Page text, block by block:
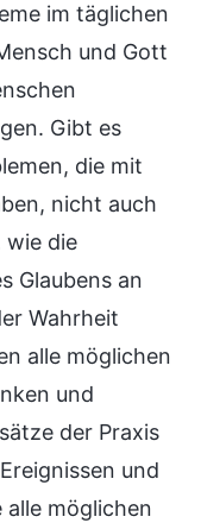
im täglichen
und Gott
Gibt es
die mit
nicht auch
wie die
Glaubens an
Wahrheit
alle möglichen
und
der Praxis
und
alle möglichen